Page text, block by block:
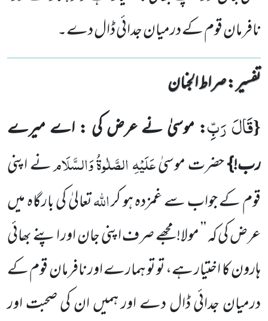
نافرمان قوم کے درمیان جدائی ڈال دے۔
تفسیر : ‎صراط الجنان
{قَالَ رَبِّ: موسیٰ نے عرض کی : اے میرے
رب!}حضرت موسیٰعَلَیْہِ الصَّلٰوۃُ وَالسَّلَامنے اپنی
قوم کے جواب سے غمزدہہو کراللہتعالیٰ کی بارگاہ میں
عرض کی کہ ’’ مولا! مجھے صرف اپنی جان اور اپنے بھائی
ہارون کا اختیار ہے، تو تو ہمارے اور نافرمانقوم کے
درمیان جدائی ڈال دے اور ہمیں ان کی صحبت اور